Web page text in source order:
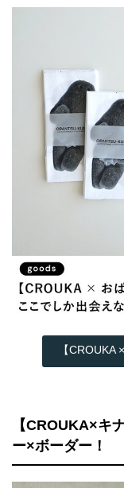
【
【CROUKA×キ
ー×ボーダー！